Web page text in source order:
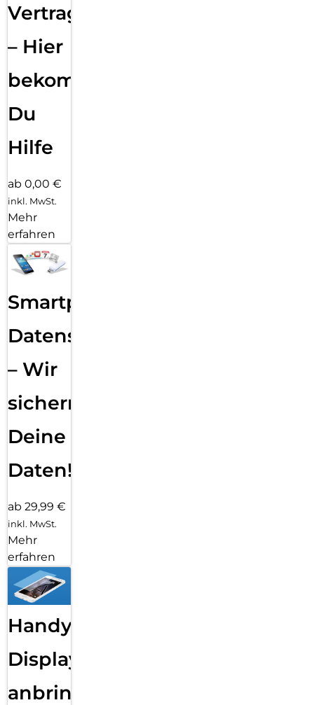
Vertragsabwicklung
– Hier
bekommst
Du
Hilfe
ab 0,00 €
inkl. MwSt.
Mehr
erfahren
Smartphone
Datensicherung
– Wir
sichern
Deine
Daten!
ab 29,99 €
inkl. MwSt.
Mehr
erfahren
Handy
Displayfolie
anbringen